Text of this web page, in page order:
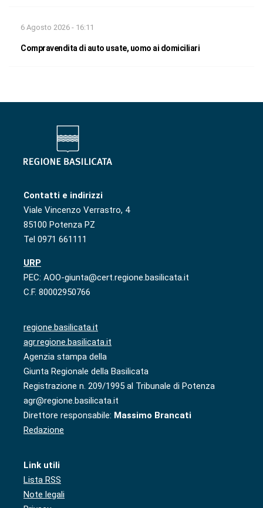
6 Agosto 2026 - 16:11
Compravendita di auto usate, uomo ai domiciliari
Contatti e indirizzi
Viale Vincenzo Verrastro, 4
85100 Potenza PZ
Tel 0971 661111
URP
PEC: AOO-giunta@cert.regione.basilicata.it
C.F. 80002950766
regione.basilicata.it
agr.regione.basilicata.it
Agenzia stampa della
Giunta Regionale della Basilicata
Registrazione n. 209/1995 al Tribunale di Potenza
agr@regione.basilicata.it
Direttore responsabile: Massimo Brancati
Redazione
Link utili
Lista RSS
Note legali